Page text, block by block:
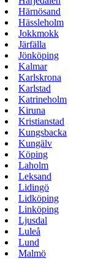
Härnösand
Hässleholm
Jokkmokk
Järfälla
Jönköping
Kalmar
Karlskrona
Karlstad
Katrineholm
Kiruna
Kristianstad
Kungsbacka
Kungälv
Köping
Laholm
Leksand
Lidingö
Lidköping
Linköping
Ljusdal
Luleå
Lund
Malmö